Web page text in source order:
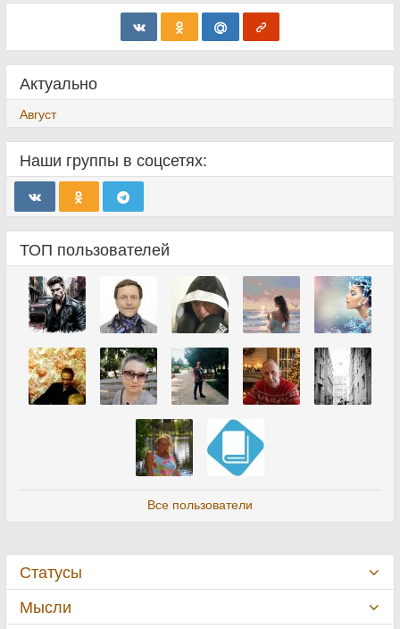
Актуально
Август
Наши группы в соцсетях:
ТОП пользователей
Все пользователи
Статусы
Мысли